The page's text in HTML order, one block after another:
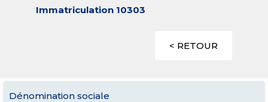
Immatriculation 10303
< RETOUR
Dénomination sociale